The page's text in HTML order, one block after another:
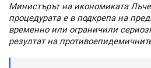
Министърът на икономиката
процедурата е в подкрепа на
временно или ограничили
резултат на